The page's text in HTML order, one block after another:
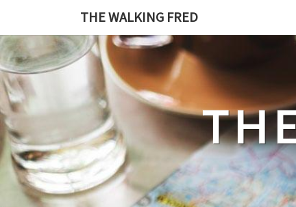
content
THE WALKING FRED